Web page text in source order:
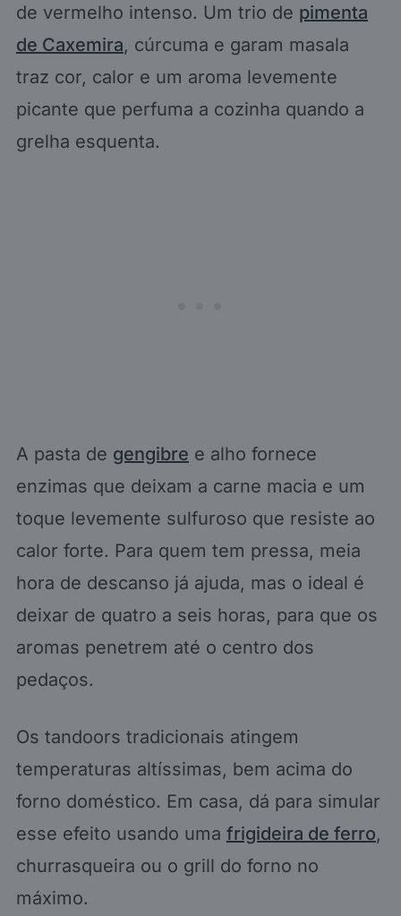
de vermelho intenso. Um trio de pimenta
de Caxemira, cúrcuma e garam masala
traz cor, calor e um aroma levemente
picante que perfuma a cozinha quando a
grelha esquenta.
A pasta de gengibre e alho fornece
enzimas que deixam a carne macia e um
toque levemente sulfuroso que resiste ao
calor forte. Para quem tem pressa, meia
hora de descanso já ajuda, mas o ideal é
deixar de quatro a seis horas, para que os
aromas penetrem até o centro dos
pedaços.
Os tandoors tradicionais atingem
temperaturas altíssimas, bem acima do
forno doméstico. Em casa, dá para simular
esse efeito usando uma frigideira de ferro,
churrasqueira ou o grill do forno no
máximo.